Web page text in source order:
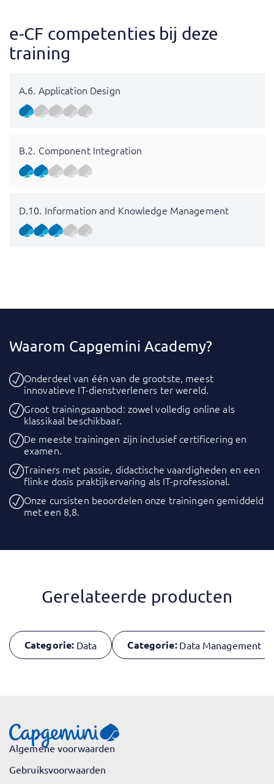
e-CF competenties bij deze
training
A.6. Application Design
B.2. Component Integration
D.10. Information and Knowledge Management
Waarom Capgemini Academy?
Onderdeel van één van de grootste, meest
innovatieve IT-dienstverleners ter wereld.
Groot trainingsaanbod: zowel volledig online als
klassikaal beschikbaar.
De meeste trainingen zijn inclusief certificering en
examen.
Trainers met passie, didactische vaardigheden en een
flinke dosis praktijkervaring als IT-professional.
Onze cursisten beoordelen onze trainingen gemiddeld
met een 8,8.
Gerelateerde producten
Categorie: Data Categorie: Data Management
Algemene voorwaarden
Gebruiksvoorwaarden